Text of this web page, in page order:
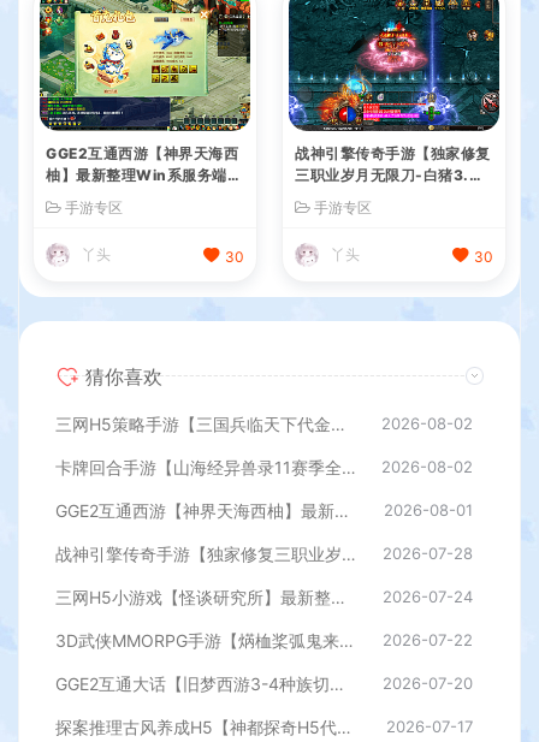
GGE2互通西游【神界天海西
柚】最新整理Win系服务端
+安卓苹果PC三端+内置GM
工具+全套源码+详细搭建教
程
手游专区
丫头 30
战神引擎传奇手游【独家修复
三职业岁月无限刀-白猪3.
0】最新整理Win系特色服务
端+安卓苹果双端+GM授权后
台+详细搭建教程
手游专区
丫头 30
猜你喜欢
三网H5策略手游【三国兵临天下代金券内购七合修复版】最新整理单机一键即玩镜像端+Linux手工服务端+管理后台+GM授权后台+简易安卓客户端+详细搭建教程+视频教程 2026-08-02
卡牌回合手游【山海经异兽录11赛季全人物代金券内购版】最新整理WIN系服务端+授权GM后台+管理后台+热更修改工具+安卓+详细搭建教程 2026-08-02
GGE2互通西游【神界天海西柚】最新整理Win系服务端+安卓苹果PC三端+内置GM工具+全套源码+详细搭建教程 2026-08-01
战神引擎传奇手游【独家修复三职业岁月无限刀-白猪3.0】最新整理Win系特色服务端+安卓苹果双端+GM授权后台+详细搭建教程 2026-07-28
三网H5小游戏【怪谈研究所】最新整理WIN系服务端+Linux手工服务端+详细搭建教程 2026-07-24
3D武侠MMORPG手游【焫桖桨弧鬼来7职业精修代金券内购版】最新整Linux手工服务端+安卓苹果双端+CDK授权后台+详细搭建教程 2026-07-22
GGE2互通大话【旧梦西游3-4种族切换】最新整理Win系服务端+安卓PC互通客户端+内置GM工具+全套源码+详细搭建教程 2026-07-20
探案推理古风养成H5【神都探奇H5代金券内购版】最新整理单机一键即玩镜像端+Linux手工服务端+CDK授权后台+详细搭建教程 2026-07-17